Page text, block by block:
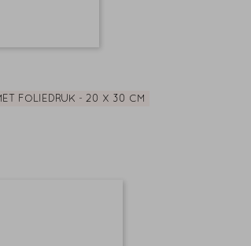
FOLIEDRUK - 20 X 30 CM